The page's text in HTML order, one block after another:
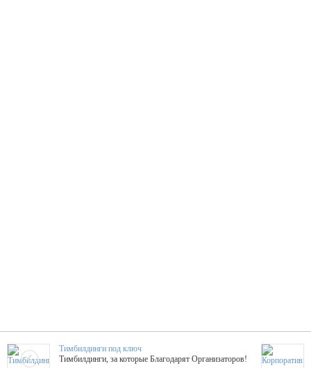
Тимбилдинги под ключ
Тимбилдинги, за которые Благодарят Организаторов!